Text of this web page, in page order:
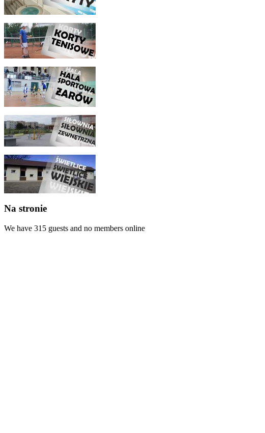
Na stronie
We have 315 guests and no members online